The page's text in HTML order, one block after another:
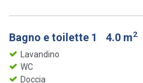
Bagno e toilette 1 4.0 m2
Lavandino
WC
Doccia